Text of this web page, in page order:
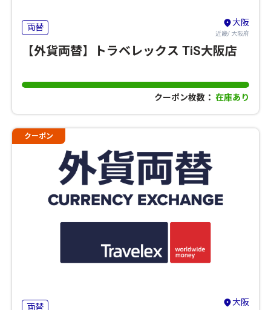
両替 大阪
近畿/ 大阪府
【外貨両替】トラベレックス TiS大阪店
クーポン枚数： 在庫あり
クーポン
両替 大阪